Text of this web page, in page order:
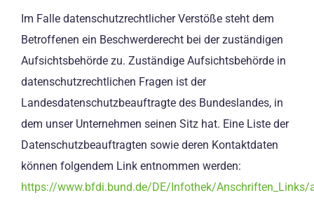
Im Falle datenschutzrechtlicher Verstöße steht dem
Betroffenen ein Beschwerderecht bei der zuständigen
Aufsichtsbehörde zu. Zuständige Aufsichtsbehörde in
datenschutzrechtlichen Fragen ist der
Landesdatenschutzbeauftragte des Bundeslandes, in
dem unser Unternehmen seinen Sitz hat. Eine Liste der
Datenschutzbeauftragten sowie deren Kontaktdaten
können folgendem Link entnommen werden:
https://www.bfdi.bund.de/DE/Infothek/Anschriften_Links/